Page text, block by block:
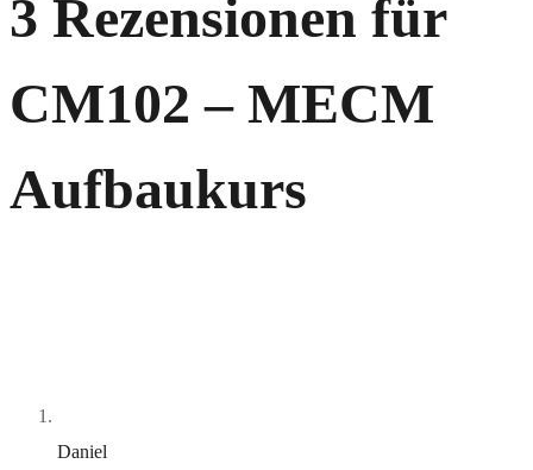
3 Rezensionen für
CM102 – MECM
Aufbaukurs
Daniel